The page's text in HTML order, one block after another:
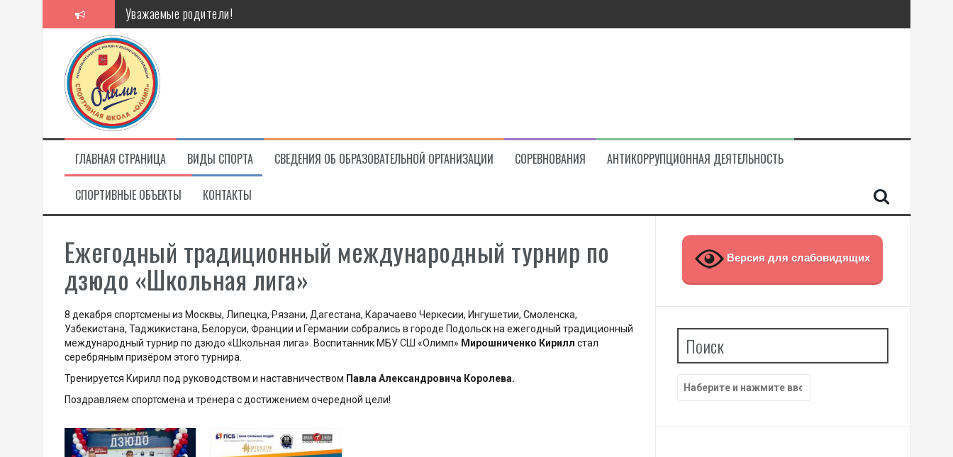
Уважаемые родители!
Алкоголь — путь в никуда
Решение спора без суда
Проголосуй за объекты благоустройства!
ГЛАВНАЯ СТРАНИЦА ВИДЫ СПОРТА СВЕДЕНИЯ ОБ ОБРАЗОВАТЕЛЬНОЙ ОРГАНИЗАЦИИ СОРЕВНОВАНИЯ АНТИКОРРУПЦИОННАЯ ДЕЯТЕЛЬНОСТЬ
СПОРТИВНЫЕ ОБЪЕКТЫ КОНТАКТЫ
Ежегодный традиционный международный турнир по
дзюдо «Школьная лига»
8 декабря спортсмены из Москвы, Липецка, Рязани, Дагестана, Карачаево Черкесии, Ингушетии, Смоленска,
Узбекистана, Таджикистана, Белоруси, Франции и Германии собрались в городе Подольск на ежегодный традиционный
международный турнир по дзюдо «Школьная лига». Воспитанник МБУ СШ «Олимп» Мирошниченко Кирилл стал
серебряным призёром этого турнира.
Тренируется Кирилл под руководством и наставничеством Павла Александровича Королева.
Поздравляем спортсмена и тренера с достижением очередной цели!
Версия для слабовидящих
Поиск
Найти: